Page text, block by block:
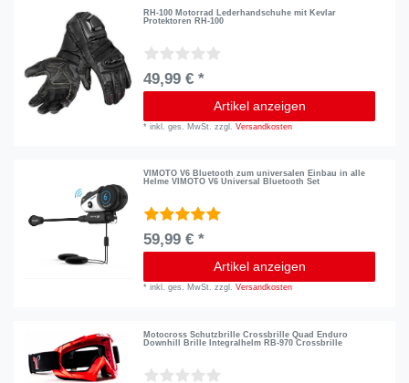
RH-100 Motorrad Lederhandschuhe mit Kevlar
Protektoren RH-100
49,99 € *
Artikel anzeigen
*inkl. ges. MwSt. zzgl.Versandkosten
VIMOTO V6 Bluetooth zum universalen Einbau in alle
Helme VIMOTO V6 Universal Bluetooth Set
59,99 € *
Artikel anzeigen
*inkl. ges. MwSt. zzgl.Versandkosten
Motocross Schutzbrille Crossbrille Quad Enduro
Downhill Brille Integralhelm RB-970 Crossbrille